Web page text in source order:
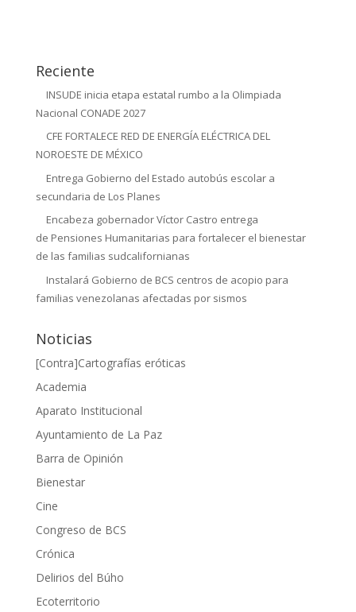
Reciente
INSUDE inicia etapa estatal rumbo a la Olimpiada
Nacional CONADE 2027
CFE FORTALECE RED DE ENERGÍA ELÉCTRICA DEL
NOROESTE DE MÉXICO
Entrega Gobierno del Estado autobús escolar a
secundaria de Los Planes
Encabeza gobernador Víctor Castro entrega
de Pensiones Humanitarias para fortalecer el bienestar
de las familias sudcalifornianas
Instalará Gobierno de BCS centros de acopio para
familias venezolanas afectadas por sismos
Noticias
[Contra]Cartografías eróticas
Academia
Aparato Institucional
Ayuntamiento de La Paz
Barra de Opinión
Bienestar
Cine
Congreso de BCS
Crónica
Delirios del Búho
Ecoterritorio